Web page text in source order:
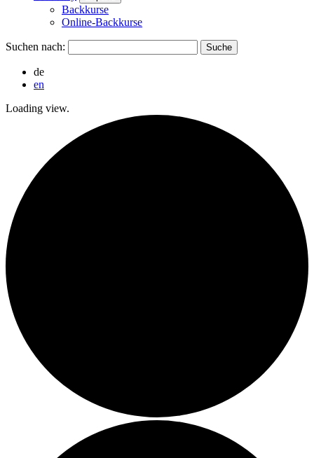
Backkurse
Online-Backkurse
Suchen nach:
de
en
Loading view.